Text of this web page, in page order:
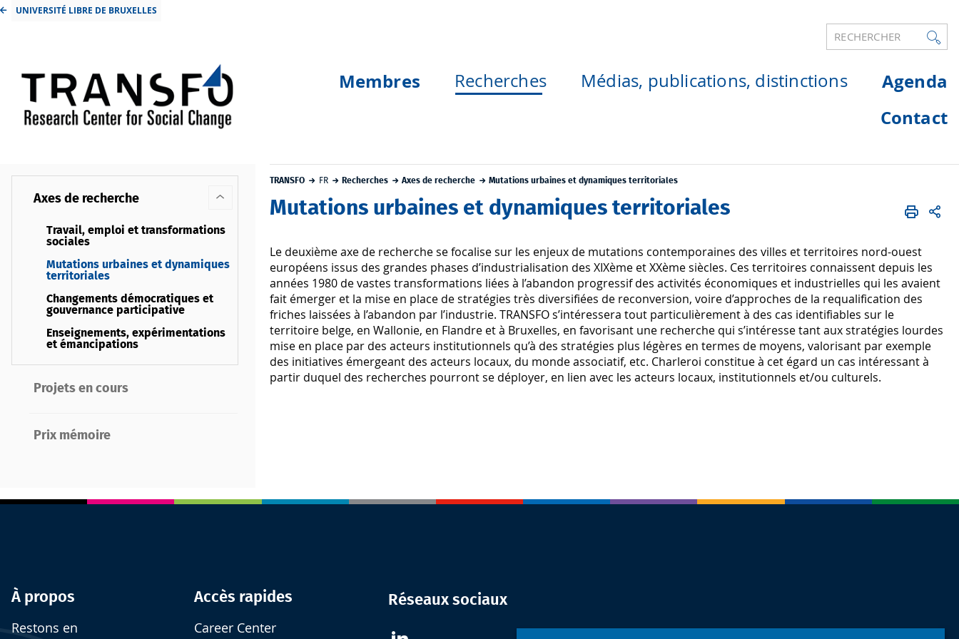
UNIVERSITÉ LIBRE DE BRUXELLES
RECHERCHER
Membres Recherches Médias, publications, distinctions
Agenda
Contact
Axes de recherche
Travail, emploi et transformations
sociales
Mutations urbaines et dynamiques
territoriales
Changements démocratiques et
gouvernance participative
Enseignements, expérimentations
et émancipations
Projets en cours
Prix mémoire
TRANSFO FR Recherches Axes de recherche Mutations urbaines et dynamiques territoriales
Mutations urbaines et dynamiques territoriales
Le deuxième axe de recherche se focalise sur les enjeux de mutations contemporaines des villes et territoires nord-ouest
européens issus des grandes phases d’industrialisation des XIXème et XXème siècles. Ces territoires connaissent depuis les
années 1980 de vastes transformations liées à l’abandon progressif des activités économiques et industrielles qui les avaient
fait émerger et la mise en place de stratégies très diversifiées de reconversion, voire d’approches de la requalification des
friches laissées à l’abandon par l’industrie. TRANSFO s’intéressera tout particulièrement à des cas identifiables sur le
territoire belge, en Wallonie, en Flandre et à Bruxelles, en favorisant une recherche qui s’intéresse tant aux stratégies lourdes
mise en place par des acteurs institutionnels qu’à des stratégies plus légères en termes de moyens, valorisant par exemple
des initiatives émergeant des acteurs locaux, du monde associatif, etc. Charleroi constitue à cet égard un cas intéressant à
partir duquel des recherches pourront se déployer, en lien avec les acteurs locaux, institutionnels et/ou culturels.
À propos
Restons en
Accès rapides
Career Center
Réseaux sociaux